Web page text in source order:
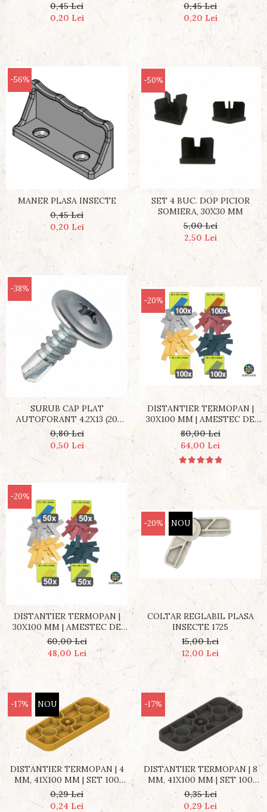
0,45 Lei
0,20 Lei
0,45 Lei
0,20 Lei
-56%
MANER PLASA INSECTE
0,45 Lei
0,20 Lei
-50%
SET 4 BUC. DOP PICIOR
SOMIERA, 30X30 MM
5,00 Lei
2,50 Lei
-38%
SURUB CAP PLAT
AUTOFORANT 4.2X13 (20
BUC)
0,80 Lei
0,50 Lei
-20%
DISTANTIER TERMOPAN |
30X100 MM | AMESTEC DE
400 BUCATI
80,00 Lei
64,00 Lei
-20%
DISTANTIER TERMOPAN |
30X100 MM | AMESTEC DE
200 BUCATI
60,00 Lei
48,00 Lei
-20% NOU
COLTAR REGLABIL PLASA
INSECTE 1725
15,00 Lei
12,00 Lei
-17% NOU
DISTANTIER TERMOPAN | 4
MM, 41X100 MM | SET 100
BUCĂȚI
0,29 Lei
0,24 Lei
-17%
DISTANTIER TERMOPAN | 8
MM, 41X100 MM | SET 100
BUCĂȚI
0,35 Lei
0,29 Lei